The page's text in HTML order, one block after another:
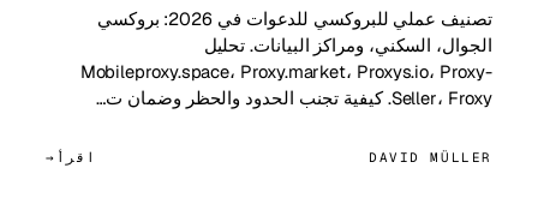
تصنيف عملي للبروكسي للدعوات في 2026: بروكسي
الجوال، السكني، ومراكز البيانات. تحليل
Mobileproxy.space، Proxy.market، Proxys.io، Proxy-
Seller، Froxy. كيفية تجنب الحدود والحظر وضمان ت…
DAVID MÜLLER اقرأ